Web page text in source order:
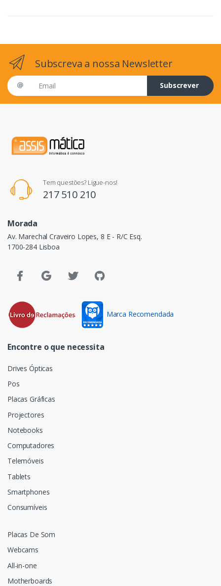
Subscreva a nossa Newsletter
Email address
Subscrever
Tem questões? Ligue-nos!
217 510 210
Morada
Av. Marechal Craveiro Lopes, 8 E - R/C Esq.
1700-284 Lisboa
Marca Recomendada
Encontre o que necessita
Drives Ópticas
Pos
Placas Gráficas
Projectores
Notebooks
Computadores
Telemóveis
Tablets
Smartphones
Consumíveis
Placas De Som
Webcams
All-in-one
Motherboards